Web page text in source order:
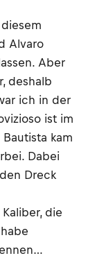
Alvaro
Aber
deshalb
ich in der
ist im
kam
Dabei
Dreck
die